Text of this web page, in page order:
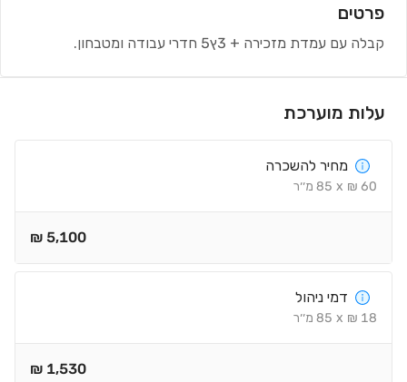
פרטים
קבלה עם עמדת מזכירה + 3ץ5 חדרי עבודה ומטבחון.
עלות מוערכת
מחיר להשכרה
60
₪
x
85 מ׳׳ר
5,100
₪
דמי ניהול
18
₪
x
85 מ׳׳ר
1,530
₪